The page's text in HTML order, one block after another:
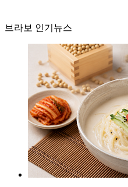
브라보 인기뉴스